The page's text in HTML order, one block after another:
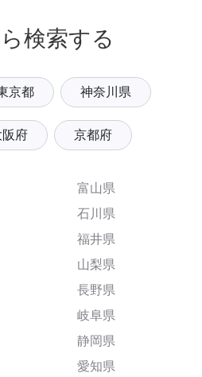
検索する
京都 神奈川県
阪府 京都府
富山県
石川県
福井県
山梨県
長野県
岐阜県
静岡県
愛知県